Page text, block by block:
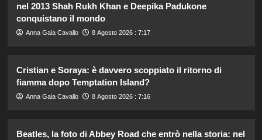
“Pressione alta, nausea e mal di
finita la relazione con Alessio Pilli
nel 2013 Shah Rukh Khan e Deepika Padukone
conquistano il mondo
Anna Gaia Cavallo 8 Agosto 2026 : 7:17
Cristian e Soraya: è davvero scoppiato il ritorno di
fiamma dopo Temptation Island?
Anna Gaia Cavallo 8 Agosto 2026 : 7:16
Beatles, la foto di Abbey Road che entrò nella storia: nel